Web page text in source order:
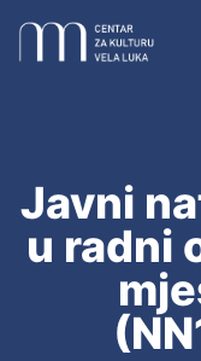
Centar za kulturu
Javni
u radni